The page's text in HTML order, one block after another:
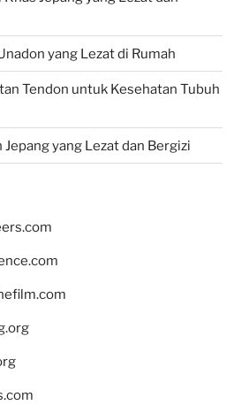
yang Lezat di Rumah
Tendon untuk Kesehatan Tubuh
yang Lezat dan Bergizi